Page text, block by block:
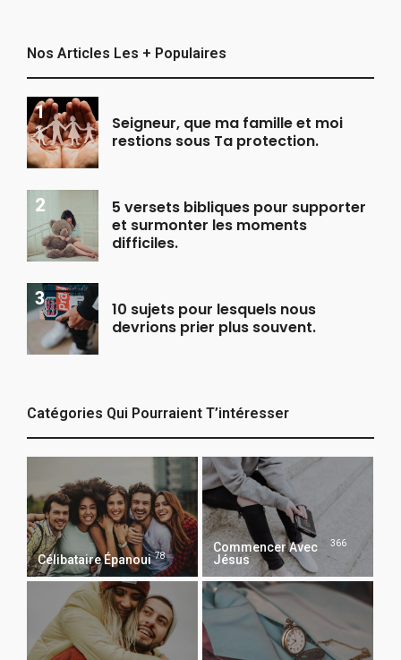
Nos Articles Les + Populaires
Seigneur, que ma famille et moi
restions sous Ta protection.
5 versets bibliques pour supporter
et surmonter les moments
difficiles.
10 sujets pour lesquels nous
devrions prier plus souvent.
Catégories Qui Pourraient T’intéresser
Célibataire Épanoui 78
Commencer Avec
Jésus
366